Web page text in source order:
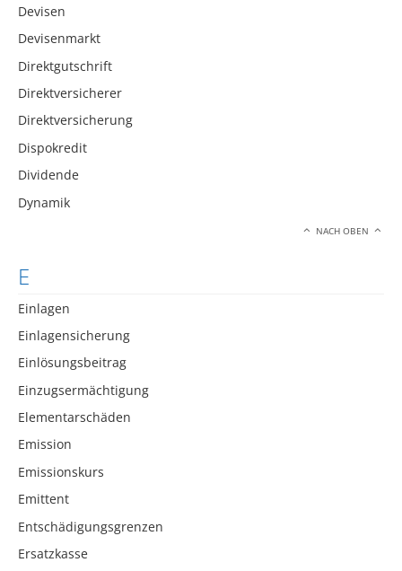
Devisen
Devisenmarkt
Direktgutschrift
Direktversicherer
Direktversicherung
Dispokredit
Dividende
Dynamik
NACH OBEN
E
Einlagen
Einlagensicherung
Einlösungsbeitrag
Einzugsermächtigung
Elementarschäden
Emission
Emissionskurs
Emittent
Entschädigungsgrenzen
Ersatzkasse